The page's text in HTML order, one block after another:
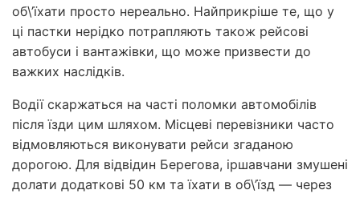
об\’їхати просто нереально. Найприкріше те, що у
ці пастки нерідко потрапляють також рейсові
автобуси і вантажівки, що може призвести до
важких наслідків.
Водії скаржаться на часті поломки автомобілів
після їзди цим шляхом. Місцеві перевізники часто
відмовляються виконувати рейси згаданою
дорогою. Для відвідин Берегова, іршавчани змушені
долати додаткові 50 км та їхати в об\’їзд — через